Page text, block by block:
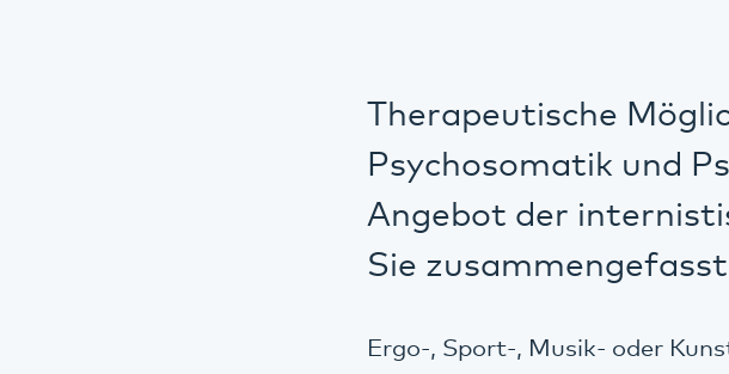
Therapeutische
Psychosomatik und
Angebot der
Sie
Ergo-, Sport-, Musik- oder